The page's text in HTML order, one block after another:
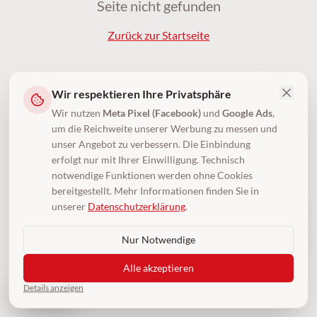
Seite nicht gefunden
Zurück zur Startseite
4,5 (250)
Wir respektieren Ihre Privatsphäre
Wir nutzen Meta Pixel (Facebook) und Google Ads,
um die Reichweite unserer Werbung zu messen und
unser Angebot zu verbessern. Die Einbindung
erfolgt nur mit Ihrer Einwilligung. Technisch
notwendige Funktionen werden ohne Cookies
bereitgestellt. Mehr Informationen finden Sie in
unserer Datenschutzerklärung.
Details anzeigen
Nur Notwendige
Alle akzeptieren